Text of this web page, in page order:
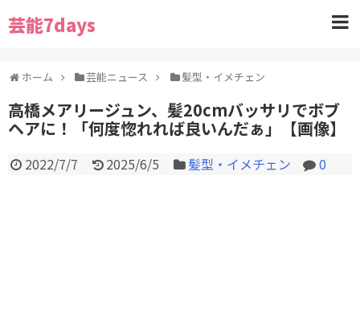
芸能7days
ホーム 芸能ニュース 髪型・イメチェン
高橋メアリージュン、髪20cmバッサリでボブ
ヘアに！「何度惚れれば良いんだぁ」【画像】
2022/7/7 2025/6/5 髪型・イメチェン 0